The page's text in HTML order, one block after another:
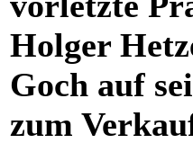
Holger
Goch auf
zum